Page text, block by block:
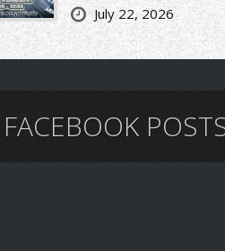
July 22, 2026
FACEBOOK